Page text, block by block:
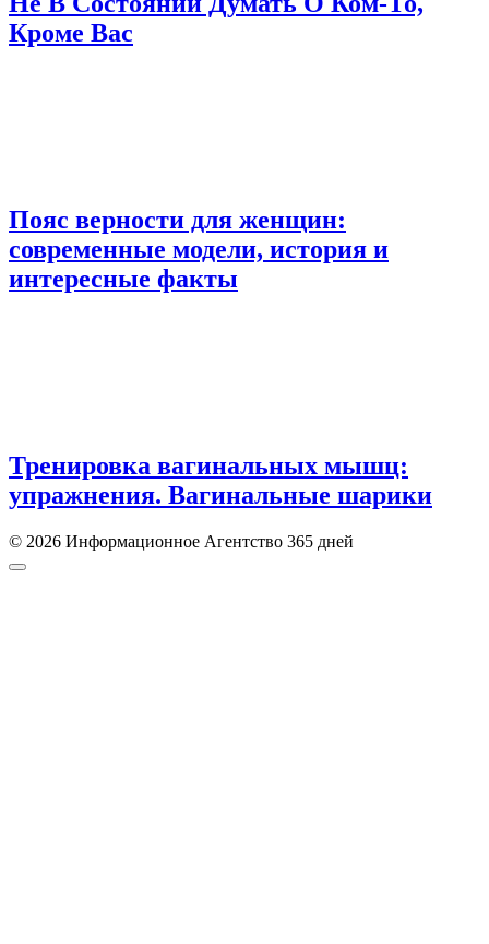
Кроме Вас
Пояс верности для женщин:
современные модели, история и
интересные факты
Тренировка вагинальных мышц:
упражнения. Вагинальные шарики
© 2026 Информационное Агентство 365 дней